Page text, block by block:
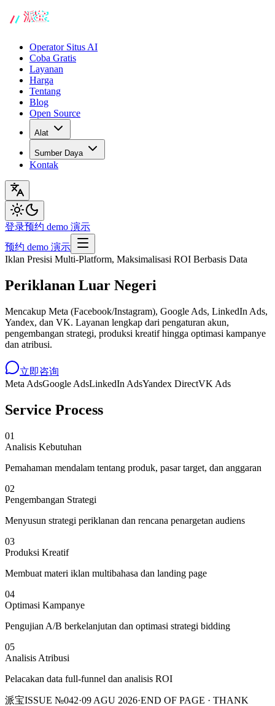
Operator Situs AI
Coba Gratis
Layanan
Harga
Tentang
Blog
Open Source
Alat
Sumber Daya
Kontak
登录预约 demo 演示
预约 demo 演示
Iklan Presisi Multi-Platform, Maksimalisasi ROI Berbasis Data
Periklanan Luar Negeri
Mencakup Meta (Facebook/Instagram), Google Ads, LinkedIn Ads,
Yandex, dan VK. Layanan lengkap dari pengaturan akun,
pengembangan strategi, produksi kreatif hingga optimasi kampanye
dan atribusi.
立即咨询
Meta AdsGoogle AdsLinkedIn AdsYandex DirectVK Ads
Service Process
01
Analisis Kebutuhan
Pemahaman mendalam tentang produk, pasar target, dan anggaran
02
Pengembangan Strategi
Menyusun strategi periklanan dan rencana penargetan audiens
03
Produksi Kreatif
Membuat materi iklan multibahasa dan landing page
04
Optimasi Kampanye
Pengujian A/B berkelanjutan dan optimasi strategi bidding
05
Analisis Atribusi
Pelacakan data full-funnel dan analisis ROI
派宝ISSUE №042·09 AGU 2026·END OF PAGE · THANK